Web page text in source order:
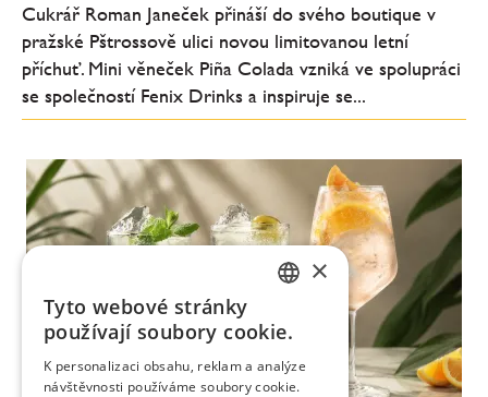
Cukrář Roman Janeček přináší do svého boutique v
pražské Pštrossově ulici novou limitovanou letní
příchuť. Mini věneček Piña Colada vzniká ve spolupráci
se společností Fenix Drinks a inspiruje se...
ENGLISH
×
Tyto webové stránky
používají soubory cookie.
K personalizaci obsahu, reklam a analýze
návštěvnosti používáme soubory cookie.